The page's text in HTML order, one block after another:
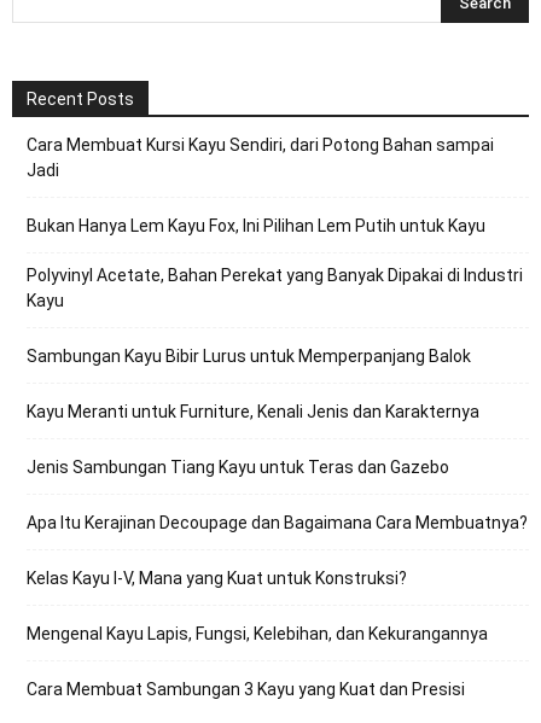
Recent Posts
Cara Membuat Kursi Kayu Sendiri, dari Potong Bahan sampai
Jadi
Bukan Hanya Lem Kayu Fox, Ini Pilihan Lem Putih untuk Kayu
Polyvinyl Acetate, Bahan Perekat yang Banyak Dipakai di Industri
Kayu
Sambungan Kayu Bibir Lurus untuk Memperpanjang Balok
Kayu Meranti untuk Furniture, Kenali Jenis dan Karakternya
Jenis Sambungan Tiang Kayu untuk Teras dan Gazebo
Apa Itu Kerajinan Decoupage dan Bagaimana Cara Membuatnya?
Kelas Kayu I-V, Mana yang Kuat untuk Konstruksi?
Mengenal Kayu Lapis, Fungsi, Kelebihan, dan Kekurangannya
Cara Membuat Sambungan 3 Kayu yang Kuat dan Presisi